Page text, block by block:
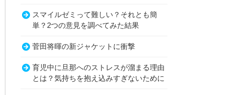
スマイルゼミって難しい？それとも簡
単？2つの意見を調べてみた結果
菅田将暉の新ジャケットに衝撃
育児中に旦那へのストレスが溜まる理由
とは？気持ちを抱え込みすぎないために